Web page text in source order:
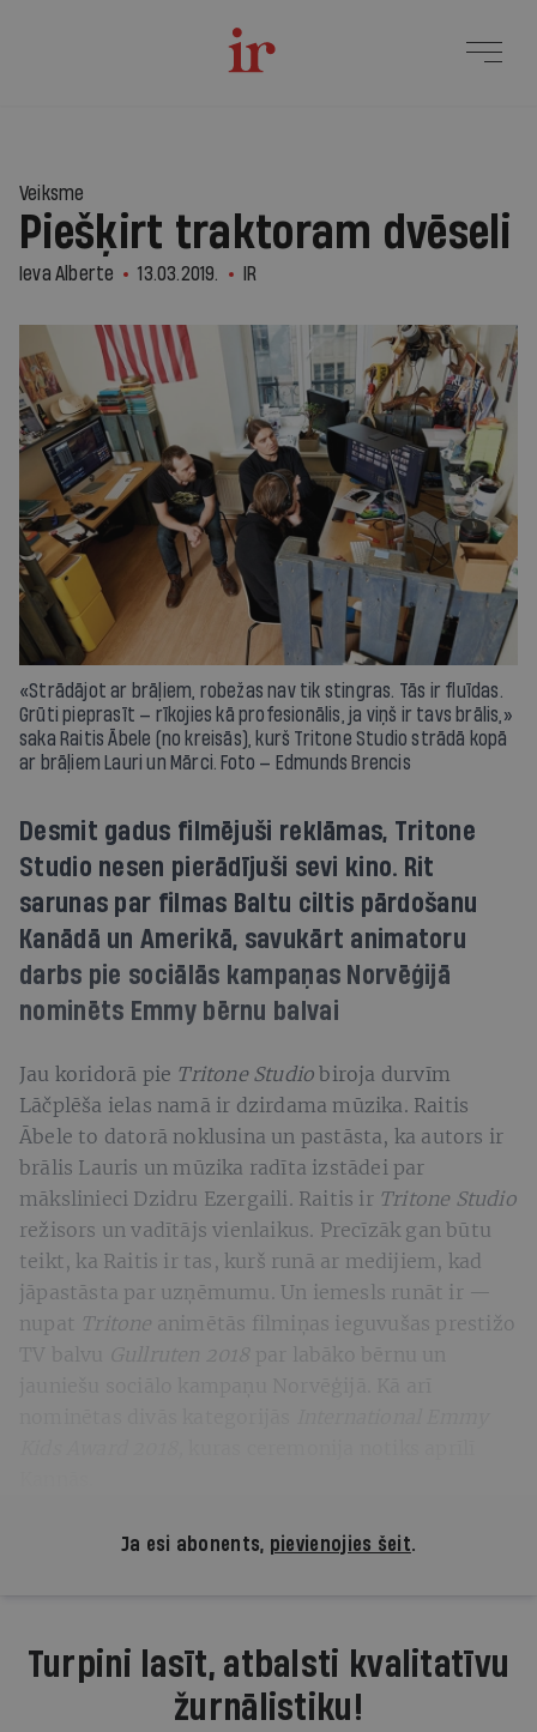
Veiksme
Piešķirt traktoram dvēseli
Ieva Alberte 13.03.2019. IR
«Strādājot ar brāļiem, robežas nav tik stingras. Tās ir fluīdas.
Grūti pieprasīt — rīkojies kā profesionālis, ja viņš ir tavs brālis,»
saka Raitis Ābele (no kreisās), kurš Tritone Studio strādā kopā
ar brāļiem Lauri un Mārci. Foto — Edmunds Brencis
Desmit gadus filmējuši reklāmas, Tritone
Studio nesen pierādījuši sevi kino. Rit
sarunas par filmas Baltu ciltis pārdošanu
Kanādā un Amerikā, savukārt animatoru
darbs pie sociālās kampaņas Norvēģijā
nominēts Emmy bērnu balvai
Jau koridorā pie Tritone Studiobiroja durvīm
Lāčplēša ielas namā ir dzirdama mūzika. Raitis
Ābele to datorā noklusina un pastāsta, ka autors ir
brālis Lauris un mūzika radīta izstādei par
mākslinieci Dzidru Ezergaili. Raitis ir Tritone Studio
režisors un vadītājs vienlaikus. Precīzāk gan būtu
teikt, ka Raitis ir tas, kurš runā ar medijiem, kad
jāpastāsta par uzņēmumu. Un iemesls runāt ir —
nupat Tritone animētās filmiņas ieguvušas prestižo
TV balvu Gullruten 2018 par labāko bērnu un
Ja esi abonents, pievienojies šeit.
Turpini lasīt, atbalsti kvalitatīvu
žurnālistiku!